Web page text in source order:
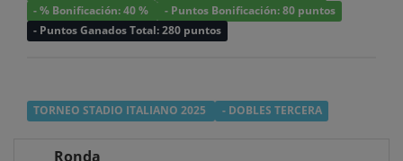
- % Bonificación: 40 %
- Puntos Bonificación: 80 puntos
- Puntos Ganados Total: 280 puntos
TORNEO STADIO ITALIANO 2025 - DOBLES TERCERA
Ronda